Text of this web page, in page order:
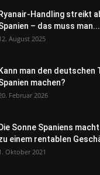
Handling streikt
– das muss man...
August 2025
man den deutschen
machen?
Februar 2026
Sonne Spaniens
einem rentablen
Oktober 2021